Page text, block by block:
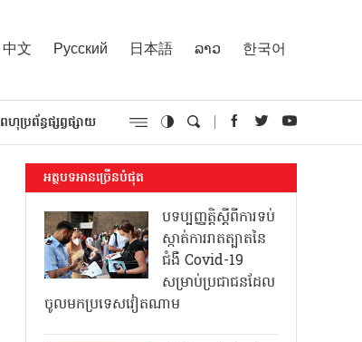
中文 Русский 日本語 ລາວ 한국어
ពហុប្រព័ន្ធផ្សព្វផ្សាយ
អត្ថបទអានច្រើនបំផុត
បទប្បញ្ញត្តិស្តីពីការទប់
ស្កាត់ការរាតត្បាតនៃ
ជំងឺ Covid-19
សម្រាប់ប្រជាជនដែល
ចូលមកប្រទេសវៀតណាម